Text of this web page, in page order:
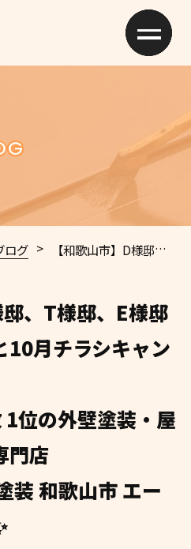
ログ > 【和歌山市】D様邸、T様邸、E様邸
邸、T様邸、E様邸
10月チラシキャン
位の外壁塗装・屋
門店
装 和歌山市 エー